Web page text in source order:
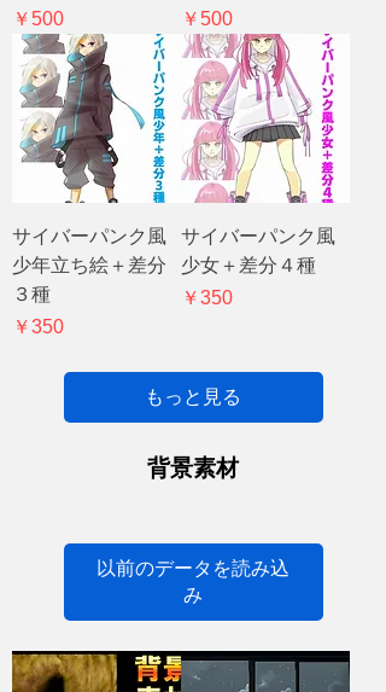
価格
￥500
価格
￥500
サイバーパンク風
少年立ち絵＋差分
３種
価格
￥350
サイバーパンク風
少女＋差分４種
価格
￥350
もっと見る
背景素材
以前のデータを読み込
み